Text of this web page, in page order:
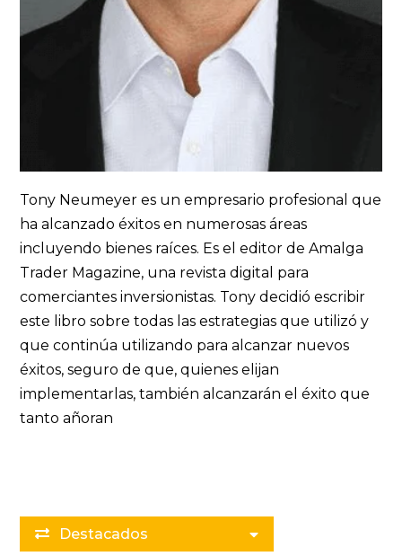
Tony Neumeyer es un empresario profesional que
ha alcanzado éxitos en numerosas áreas
incluyendo bienes raíces. Es el editor de Amalga
Trader Magazine, una revista digital para
comerciantes inversionistas. Tony decidió escribir
este libro sobre todas las estrategias que utilizó y
que continúa utilizando para alcanzar nuevos
éxitos, seguro de que, quienes elijan
implementarlas, también alcanzarán el éxito que
tanto añoran
Destacados